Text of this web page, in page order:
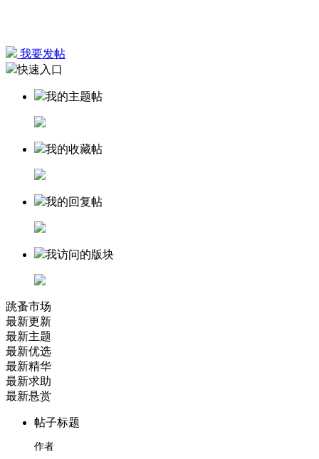
我要发帖
快速入口
我的主题帖
我的收藏帖
我的回复帖
我访问的版块
跳蚤市场
最新更新
最新主题
最新优选
最新精华
最新求助
最新悬赏
帖子标题
作者